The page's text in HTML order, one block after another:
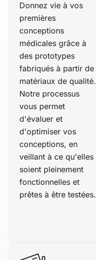
Donnez vie à vos
premières
conceptions
médicales grâce à
des prototypes
fabriqués à partir de
matériaux de qualité.
Notre processus
vous permet
d'évaluer et
d'optimiser vos
conceptions, en
veillant à ce qu'elles
soient pleinement
fonctionnelles et
prêtes à être testées.